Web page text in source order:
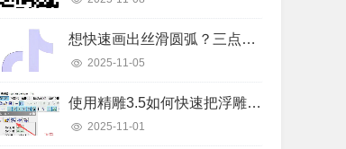
想快速画出丝滑圆弧？三点弧工具真的好用吗？
2025-11-05
使用精雕3.5如何快速把浮雕路径转换成曲面模型？
2025-11-01